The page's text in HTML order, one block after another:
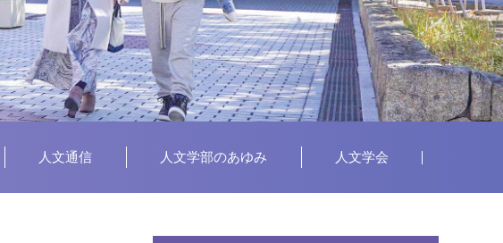
人文通信 人文学部のあゆみ 人文学会